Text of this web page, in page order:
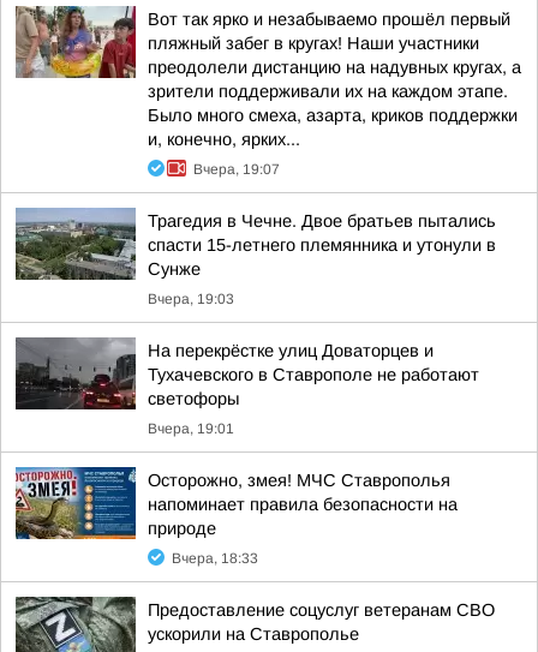
Вот так ярко и незабываемо прошёл первый
пляжный забег в кругах! Наши участники
преодолели дистанцию на надувных кругах, а
зрители поддерживали их на каждом этапе.
Было много смеха, азарта, криков поддержки
и, конечно, ярких...
Вчера, 19:07
Трагедия в Чечне. Двое братьев пытались
спасти 15-летнего племянника и утонули в
Сунже
Вчера, 19:03
На перекрёстке улиц Доваторцев и
Тухачевского в Ставрополе не работают
светофоры
Вчера, 19:01
Осторожно, змея! МЧС Ставрополья
напоминает правила безопасности на
природе
Вчера, 18:33
Предоставление соцуслуг ветеранам СВО
ускорили на Ставрополье